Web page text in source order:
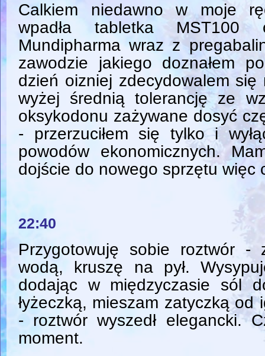
Calkiem niedawno w moje
wpadła tabletka MST100
Mundipharma wraz z
zawodzie jakiego doznałem
dzień oizniej zdecydowalem się
wyżej średnią tolerancję ze
oksykodonu zażywane dosyć
- przerzuciłem się tylko i
powodów ekonomicznych.
dojście do nowego sprzętu więc
22:40
Przygotowuję sobie roztwór -
wodą, kruszę na pył.
dodając w międzyczasie sól
łyżeczką, mieszam zatyczką od
- roztwór wyszedł elegancki.
moment.